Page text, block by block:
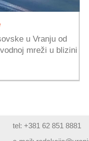
u Vranju od
mreži u blizini
tel: +381 62 851 8881